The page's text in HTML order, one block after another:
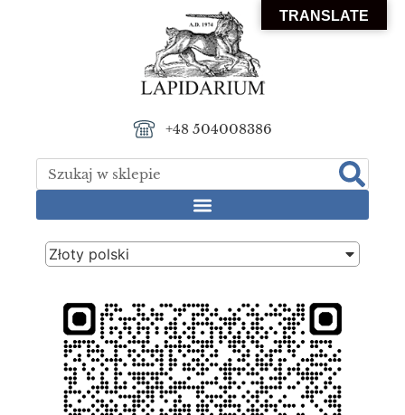
+48 504008386
Złoty polski
TRANSLATE